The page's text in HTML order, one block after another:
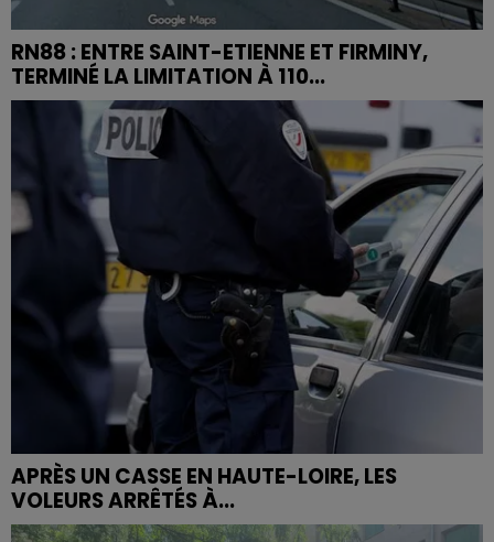
RN88 : ENTRE SAINT-ETIENNE ET FIRMINY,
TERMINÉ LA LIMITATION À 110...
APRÈS UN CASSE EN HAUTE-LOIRE, LES
VOLEURS ARRÊTÉS À...